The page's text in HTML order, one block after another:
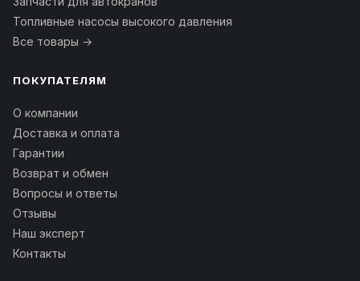
Топливные насосы высокого давления
Все товары →
ПОКУПАТЕЛЯМ
О компании
Доставка и оплата
Гарантии
Возврат и обмен
Вопросы и ответы
Отзывы
Наш эксперт
Контакты